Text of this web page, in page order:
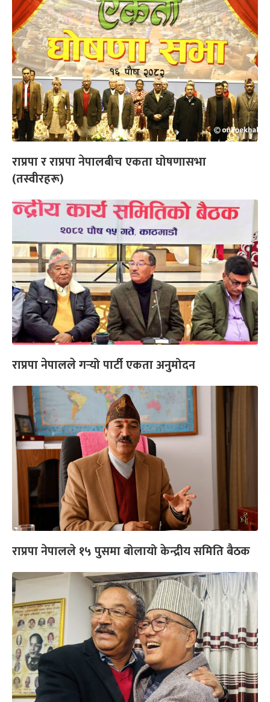
राप्रपा र राप्रपा नेपालबीच एकता घोषणासभा
(तस्वीरहरू)
राप्रपा नेपालले गर्‍यो पार्टी एकता अनुमोदन
राप्रपा नेपालले १५ पुसमा बोलायो केन्द्रीय समिति बैठक